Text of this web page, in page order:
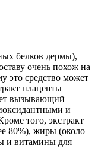
белков дермы),
очень похож на
это средство может
плаценты
вызывающий
и
того, экстракт
80%), жиры (около
и витамины для